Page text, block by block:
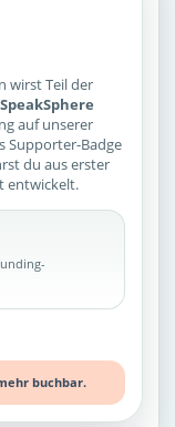
wirst Teil der
SpeakSphere
auf unserer
Supporter-Badge
du aus erster
entwickelt.
buchbar.